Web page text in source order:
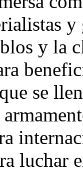
y la
se
luchar